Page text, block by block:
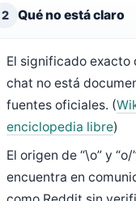
2 Qué no está claro
El significado exacto
chat no está
fuentes oficiales. (
enciclopedia libre)
El origen de “\o” y “o/
encuentra en